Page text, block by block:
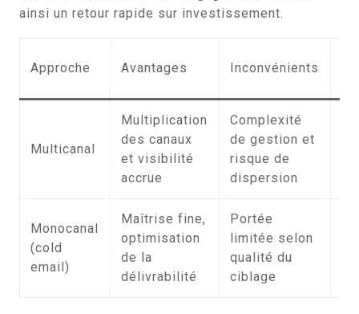
ainsi un retour rapide sur investissement.
Approche Avantages Inconvénients
Multicanal
Multiplication
des canaux
et visibilité
accrue
Complexité
de gestion et
risque de
dispersion
Monocanal
(cold
email)
Maîtrise fine,
optimisation
de la
délivrabilité
Portée
limitée selon
qualité du
ciblage